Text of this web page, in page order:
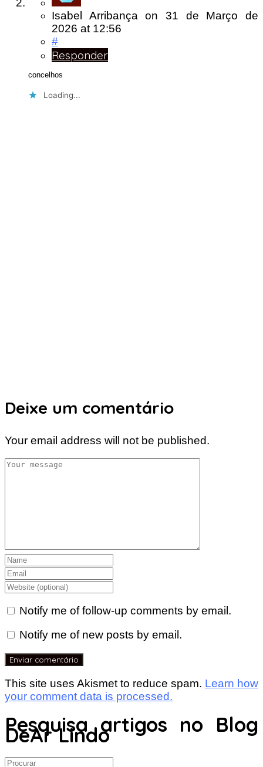
Isabel Arribança on31 de Março de
2026 at 12:56
#
Responder
concelhos
Loading...
Deixe um comentário
Your email address will not be published.
Notify me of follow-up comments by email.
Notify me of new posts by email.
This site uses Akismet to reduce spam. Learn how
your comment data is processed.
Pesquisa artigos no Blog
DeAr Lindo
Search